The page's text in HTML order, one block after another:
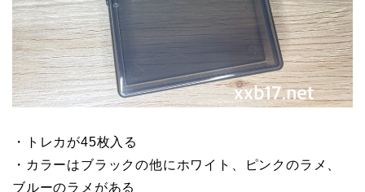
・トレカが45枚入る
・カラーはブラックの他にホワイト、ピンクのラメ、
ブルーのラメがある